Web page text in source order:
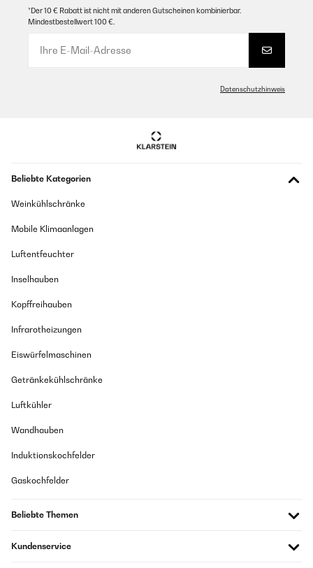
*Der 10 € Rabatt ist nicht mit anderen Gutscheinen kombinierbar.
Mindestbestellwert 100 €.
Datenschutzhinweis
Beliebte Kategorien
Weinkühlschränke
Mobile Klimaanlagen
Luftentfeuchter
Inselhauben
Kopffreihauben
Infrarotheizungen
Eiswürfelmaschinen
Getränkekühlschränke
Luftkühler
Wandhauben
Induktionskochfelder
Gaskochfelder
Beliebte Themen
Kundenservice